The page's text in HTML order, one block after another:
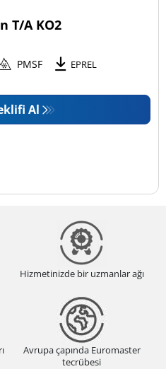
T/A KO2
PMSF EPREL
Al
Hizmetinizde bir uzmanlar ağı
Avrupa çapında Euromaster
tecrübesi